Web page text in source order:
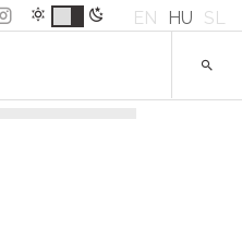
EN HU SL